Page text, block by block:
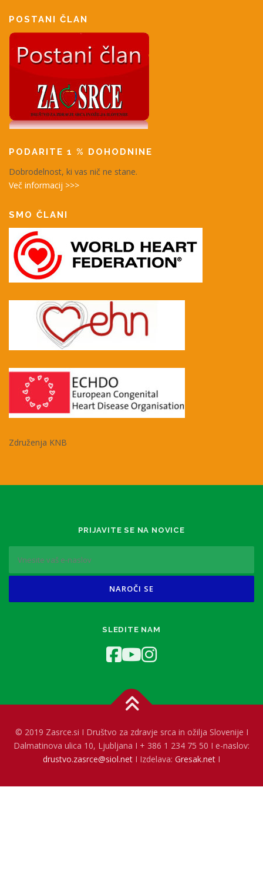
POSTANI ČLAN
PODARITE 1 % DOHODNINE
Dobrodelnost, ki vas nič ne stane.
Več informacij >>>
SMO ČLANI
Združenja KNB
PRIJAVITE SE NA NOVICE
SLEDITE NAM
© 2019 Zasrce.si I Društvo za zdravje srca in ožilja Slovenije I
Dalmatinova ulica 10, Ljubljana I + 386 1 234 75 50 I e-naslov:
drustvo.zasrce@siol.net I Izdelava: Gresak.net I